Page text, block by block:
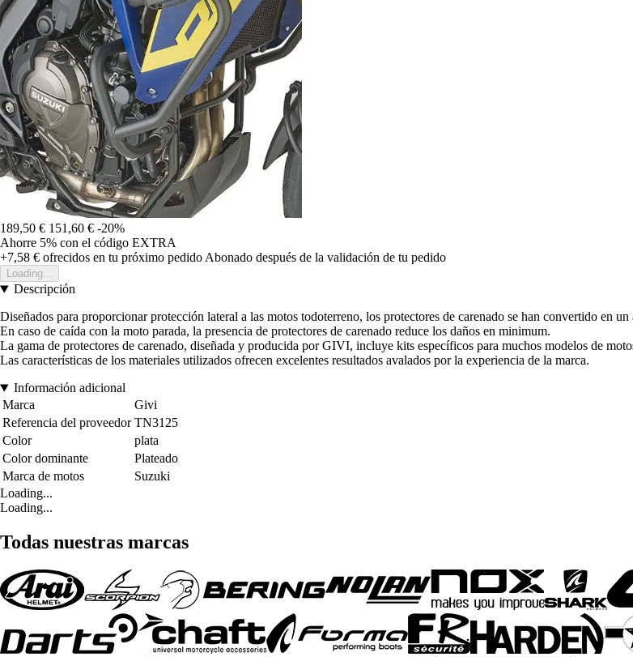
189,50 € 151,60 € -20%
Ahorre 5% con el código EXTRA
+7,58 € ofrecidos en tu próximo pedido Abonado después de la validación de tu pedido
Loading...
Descripción
Diseñados para proporcionar protección lateral a las motos todoterreno, los protectores de carenado se han convertido en
En caso de caída con la moto parada, la presencia de protectores de carenado reduce los daños en minimum.
La gama de protectores de carenado, diseñada y producida por GIVI, incluye kits específicos para muchos modelos de
Las características de los materiales utilizados ofrecen excelentes resultados avalados por la experiencia de la marca.
Información adicional
Marca
Givi
Referencia del proveedor TN3125
Color
plata
Color dominante
Plateado
Marca de motos
Suzuki
Loading...
Loading...
Todas nuestras marcas